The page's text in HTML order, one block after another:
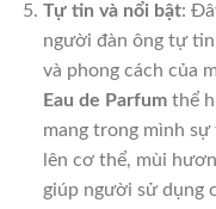
Tự tin và nổi bật:
người đàn ông tự
và phong cách của
Eau de Parfumthể
mang trong mình
lên cơ thể, mùi
giúp người sử dụng